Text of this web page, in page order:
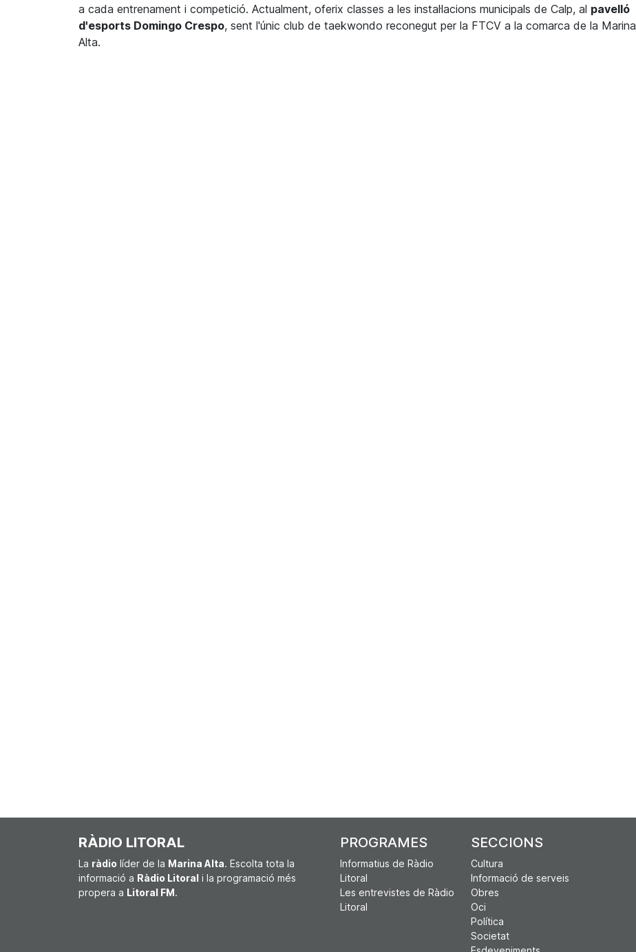
a cada entrenament i competició. Actualment, oferix classes a les instal·lacions municipals de Calp, al pavelló
d'esports Domingo Crespo, sent l'únic club de taekwondo reconegut per la FTCV a la comarca de la Marina
Alta.
RÀDIO LITORAL
La ràdio líder de la Marina Alta. Escolta tota la
informació a Ràdio Litoral i la programació més
propera a Litoral FM.
PROGRAMES
Informatius de Ràdio
Litoral
Les entrevistes de Ràdio
Litoral
SECCIONS
Cultura
Informació de serveis
Obres
Oci
Política
Societat